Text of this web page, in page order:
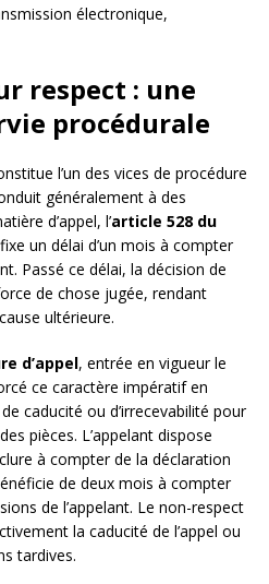
électronique,
respect : une
procédurale
l’un des vices de procédure
généralement à des
d’appel, l’article 528 du
fixe un délai d’un mois à compter
Passé ce délai, la décision de
de chose jugée, rendant
ultérieure.
d’appel, entrée en vigueur le
ce caractère impératif en
caducité ou d’irrecevabilité pour
pièces. L’appelant dispose
à compter de la déclaration
de deux mois à compter
de l’appelant. Le non-respect
la caducité de l’appel ou
tardives.